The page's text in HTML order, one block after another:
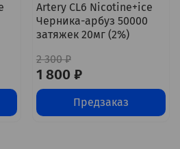
Artery CL6 Nicotine+ice
Черника-арбуз 50000
затяжек 20мг (2%)
2 300 ₽
1 800 ₽
Предзаказ